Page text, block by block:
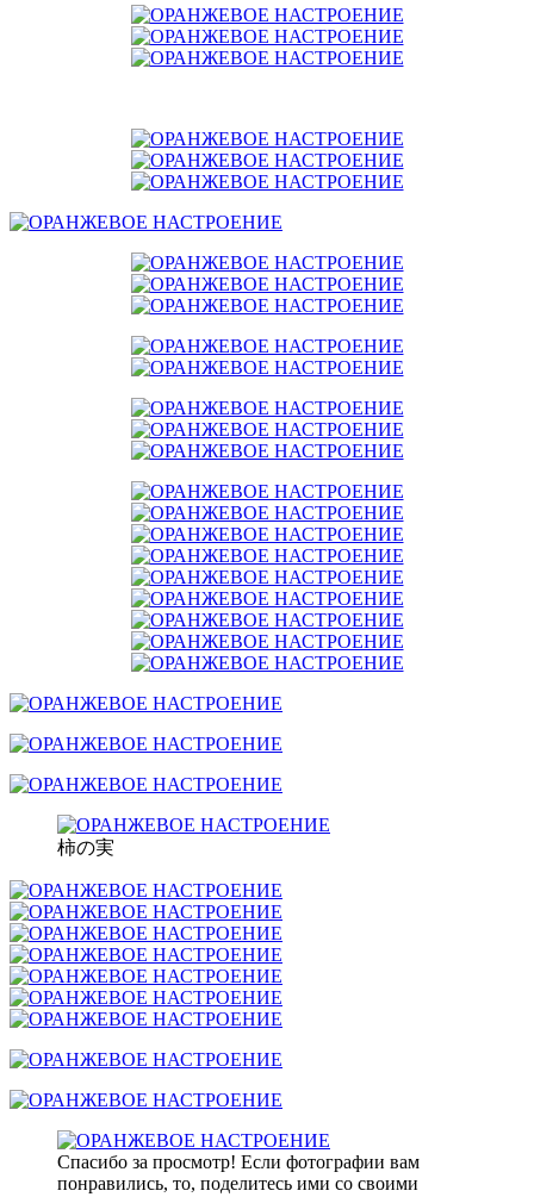
柿の実
Спасибо за просмотр! Если фотографии вам
понравились, то, поделитесь ими со своими